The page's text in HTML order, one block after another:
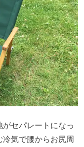
セパレートになっ
気で腰からお尻周